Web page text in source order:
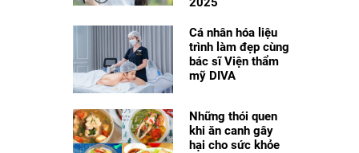
Cá nhân hóa liệu
trình làm đẹp cùng
bác sĩ Viện thẩm
mỹ DIVA
Những thói quen
khi ăn canh gây
hại cho sức khỏe